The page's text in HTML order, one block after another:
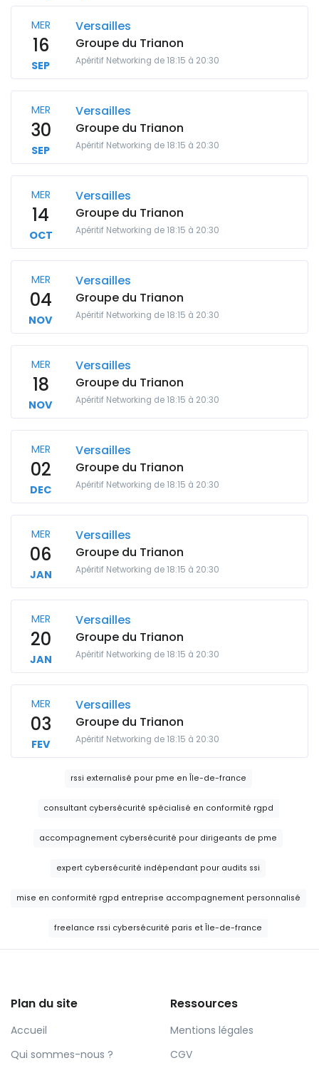
MER
16
SEP
Versailles
Groupe du Trianon
Apéritif Networking de 18:15 à 20:30
MER
30
SEP
Versailles
Groupe du Trianon
Apéritif Networking de 18:15 à 20:30
MER
14
OCT
Versailles
Groupe du Trianon
Apéritif Networking de 18:15 à 20:30
MER
04
NOV
Versailles
Groupe du Trianon
Apéritif Networking de 18:15 à 20:30
MER
18
NOV
Versailles
Groupe du Trianon
Apéritif Networking de 18:15 à 20:30
MER
02
DEC
Versailles
Groupe du Trianon
Apéritif Networking de 18:15 à 20:30
MER
06
JAN
Versailles
Groupe du Trianon
Apéritif Networking de 18:15 à 20:30
MER
20
JAN
Versailles
Groupe du Trianon
Apéritif Networking de 18:15 à 20:30
MER
03
FEV
Versailles
Groupe du Trianon
Apéritif Networking de 18:15 à 20:30
rssi externalisé pour pme en Île-de-france
consultant cybersécurité spécialisé en conformité rgpd
accompagnement cybersécurité pour dirigeants de pme
expert cybersécurité indépendant pour audits ssi
mise en conformité rgpd entreprise accompagnement personnalisé
freelance rssi cybersécurité paris et Île-de-france
Plan du site
Accueil
Qui sommes-nous ?
Ressources
Mentions légales
CGV